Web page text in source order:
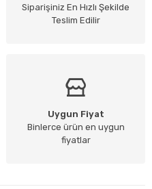
Siparişiniz En Hızlı Şekilde
Teslim Edilir
Uygun Fiyat
Binlerce ürün en uygun
fiyatlar